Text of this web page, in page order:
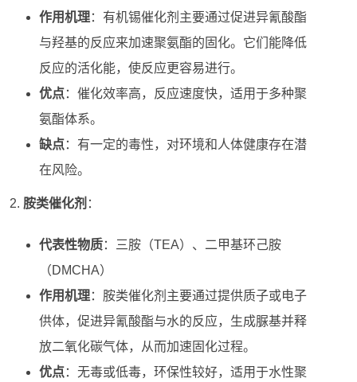
作用机理：有机锡催化剂主要通过促进异氰酸酯
与羟基的反应来加速聚氨酯的固化。它们能降低
反应的活化能，使反应更容易进行。
优点：催化效率高，反应速度快，适用于多种聚
氨酯体系。
缺点：有一定的毒性，对环境和人体健康存在潜
在风险。
胺类催化剂 ：
代表性物质：三胺（TEA）、二甲基环己胺
（DMCHA）
作用机理：胺类催化剂主要通过提供质子或电子
供体，促进异氰酸酯与水的反应，生成脲基并释
放二氧化碳气体，从而加速固化过程。
优点：无毒或低毒，环保性较好，适用于水性聚